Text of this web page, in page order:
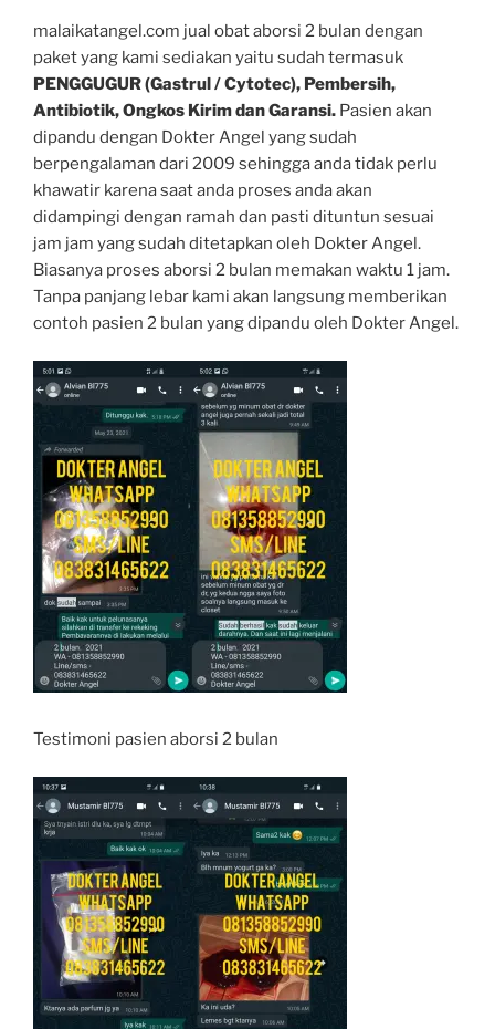
malaikatangel.com jual obat aborsi 2 bulan dengan
paket yang kami sediakan yaitu sudah termasuk
PENGGUGUR (Gastrul / Cytotec), Pembersih,
Antibiotik, Ongkos Kirim dan Garansi. Pasien akan
dipandu dengan Dokter Angel yang sudah
berpengalaman dari 2009 sehingga anda tidak perlu
khawatir karena saat anda proses anda akan
didampingi dengan ramah dan pasti dituntun sesuai
jam jam yang sudah ditetapkan oleh Dokter Angel.
Biasanya proses aborsi 2 bulan memakan waktu 1 jam.
Tanpa panjang lebar kami akan langsung memberikan
contoh pasien 2 bulan yang dipandu oleh Dokter Angel.
Testimoni pasien aborsi 2 bulan